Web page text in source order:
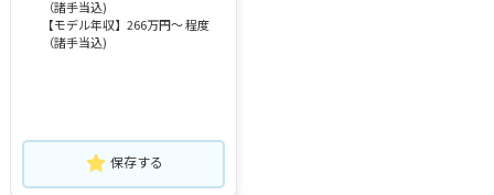
（諸手当込)
【モデル年収】266万円～ 程度
（諸手当込)
保存する